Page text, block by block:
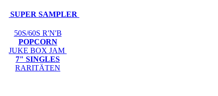
SUPER SAMPLER
50S/60S R'N'B
POPCORN
JUKE BOX JAM
7" SINGLES
RARITÄTEN